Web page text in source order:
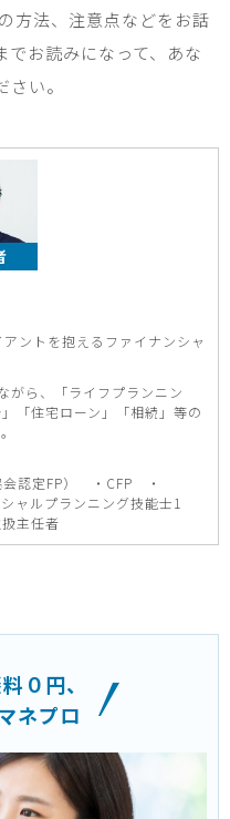
方法、注意点などをお話
でお読みになって、あな
い。
ントを抱えるファイナンシャ
がら、「ライフプランニン
「住宅ローン」「相続」等の
会認定FP） ・CFP ・
ャルプランニング技能士1
主任者
０円、
ネプロ